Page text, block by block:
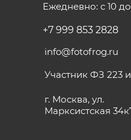
Ежедневно: с 10
+7 999 853 2828
info@fotofrog.ru
Участник ФЗ 223
г. Москва, ул.
Марксистская